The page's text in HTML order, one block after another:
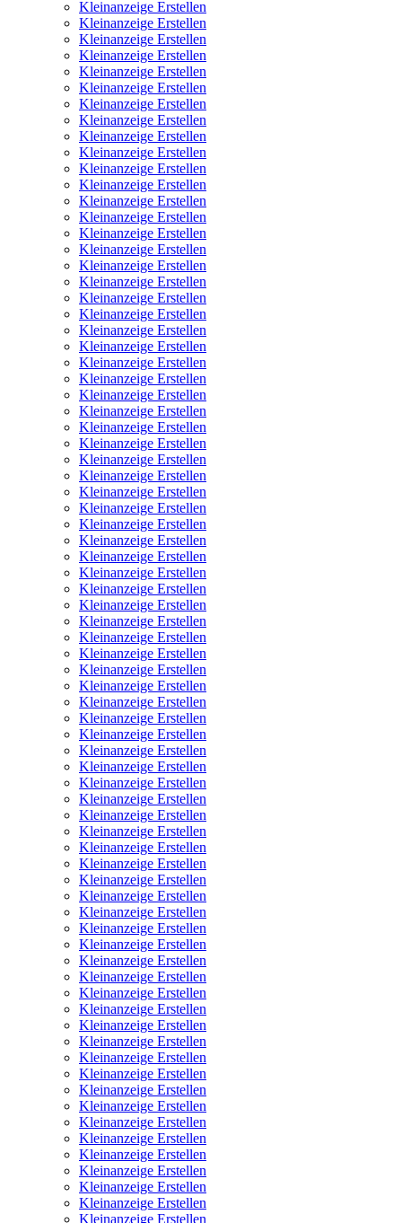
Kleinanzeige Erstellen
Kleinanzeige Erstellen
Kleinanzeige Erstellen
Kleinanzeige Erstellen
Kleinanzeige Erstellen
Kleinanzeige Erstellen
Kleinanzeige Erstellen
Kleinanzeige Erstellen
Kleinanzeige Erstellen
Kleinanzeige Erstellen
Kleinanzeige Erstellen
Kleinanzeige Erstellen
Kleinanzeige Erstellen
Kleinanzeige Erstellen
Kleinanzeige Erstellen
Kleinanzeige Erstellen
Kleinanzeige Erstellen
Kleinanzeige Erstellen
Kleinanzeige Erstellen
Kleinanzeige Erstellen
Kleinanzeige Erstellen
Kleinanzeige Erstellen
Kleinanzeige Erstellen
Kleinanzeige Erstellen
Kleinanzeige Erstellen
Kleinanzeige Erstellen
Kleinanzeige Erstellen
Kleinanzeige Erstellen
Kleinanzeige Erstellen
Kleinanzeige Erstellen
Kleinanzeige Erstellen
Kleinanzeige Erstellen
Kleinanzeige Erstellen
Kleinanzeige Erstellen
Kleinanzeige Erstellen
Kleinanzeige Erstellen
Kleinanzeige Erstellen
Kleinanzeige Erstellen
Kleinanzeige Erstellen
Kleinanzeige Erstellen
Kleinanzeige Erstellen
Kleinanzeige Erstellen
Kleinanzeige Erstellen
Kleinanzeige Erstellen
Kleinanzeige Erstellen
Kleinanzeige Erstellen
Kleinanzeige Erstellen
Kleinanzeige Erstellen
Kleinanzeige Erstellen
Kleinanzeige Erstellen
Kleinanzeige Erstellen
Kleinanzeige Erstellen
Kleinanzeige Erstellen
Kleinanzeige Erstellen
Kleinanzeige Erstellen
Kleinanzeige Erstellen
Kleinanzeige Erstellen
Kleinanzeige Erstellen
Kleinanzeige Erstellen
Kleinanzeige Erstellen
Kleinanzeige Erstellen
Kleinanzeige Erstellen
Kleinanzeige Erstellen
Kleinanzeige Erstellen
Kleinanzeige Erstellen
Kleinanzeige Erstellen
Kleinanzeige Erstellen
Kleinanzeige Erstellen
Kleinanzeige Erstellen
Kleinanzeige Erstellen
Kleinanzeige Erstellen
Kleinanzeige Erstellen
Kleinanzeige Erstellen
Kleinanzeige Erstellen
Kleinanzeige Erstellen
Kleinanzeige Erstellen